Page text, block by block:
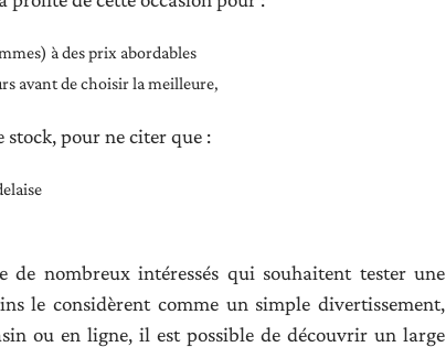
à des prix abordables
avant de choisir la meilleure,
stock, pour ne citer que :
de nombreux intéressés qui souhaitent tester une
le considèrent comme un simple divertissement,
ou en ligne, il est possible de découvrir un large